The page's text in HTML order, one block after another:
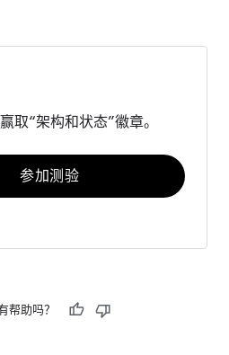
取“架构和状态”徽章。
参加测验
帮助吗？